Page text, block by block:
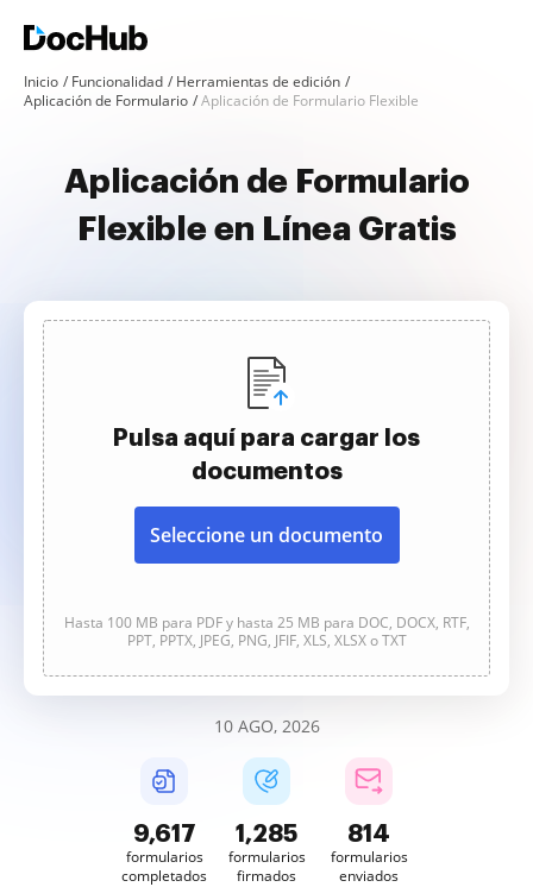
Inicio Funcionalidad
Herramientas de edición
Aplicación de Formulario
Aplicación de Formulario Flexible
Aplicación de Formulario
Flexible en Línea Gratis
Pulsa aquí para cargar los
documentos
Seleccione un documento
Hasta 100 MB para PDF y hasta 25 MB para DOC, DOCX, RTF,
PPT, PPTX, JPEG, PNG, JFIF, XLS, XLSX o TXT
10 AGO, 2026
9,617
formularios
completados
1,285
formularios
firmados
814
formularios
enviados